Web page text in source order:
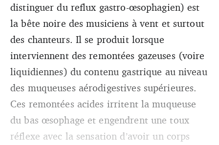
distinguer du reflux gastro-œsophagien) est
la bête noire des musiciens à vent et surtout
des chanteurs. Il se produit lorsque
interviennent des remontées gazeuses (voire
liquidiennes) du contenu gastrique au niveau
des muqueuses aérodigestives supérieures.
Ces remontées acides irritent la muqueuse
du bas œsophage et engendrent une toux
réflexe avec la sensation d’avoir un corps